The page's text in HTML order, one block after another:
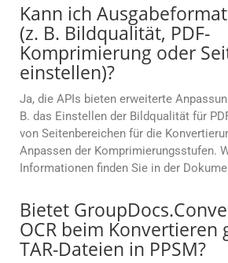
Kann ich
(z. B. Bildqualität, PDF-
Komprimierung oder
einstellen)?
Ja, die APIs bieten erweiterte
B. das Einstellen der Bildqualität für
von Seitenbereichen für die
Anpassen der Komprimierungsstufen.
Informationen finden Sie in der
Bietet
OCR beim Konvertieren
TAR-Dateien in PPSM?